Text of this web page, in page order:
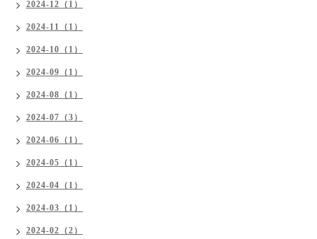
2024-12（1）
2024-11（1）
2024-10（1）
2024-09（1）
2024-08（1）
2024-07（3）
2024-06（1）
2024-05（1）
2024-04（1）
2024-03（1）
2024-02（2）